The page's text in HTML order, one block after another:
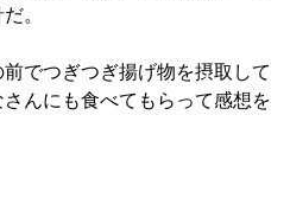
。
でつぎつぎ揚げ物を摂取して
んにも食べてもらって感想を